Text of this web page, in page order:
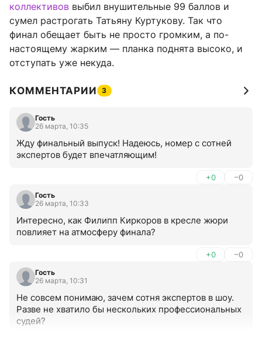
коллективов выбил внушительные 99 баллов и
сумел растрогать Татьяну Куртукову. Так что
финал обещает быть не просто громким, а по-
настоящему жарким — планка поднята высоко, и
отступать уже некуда.
КОММЕНТАРИИ 3
Гость
26 марта, 10:35
Жду финальный выпуск! Надеюсь, номер с сотней
экспертов будет впечатляющим!
+0 –0
Гость
26 марта, 10:33
Интересно, как Филипп Киркоров в кресле жюри
повлияет на атмосферу финала?
+0 –0
Гость
26 марта, 10:31
Не совсем понимаю, зачем сотня экспертов в шоу.
Разве не хватило бы нескольких профессиональных
судей?